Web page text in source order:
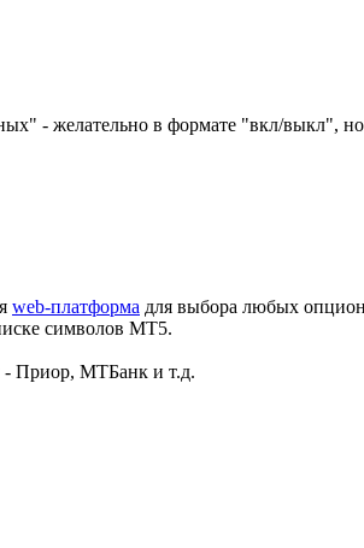
- желательно в формате "вкл/выкл",
web-платформа для выбора любых
символов MT5.
- Приор, МТБанк и т.д.